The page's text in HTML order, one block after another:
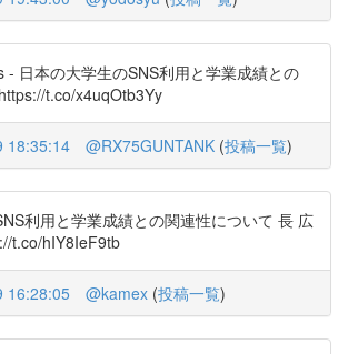
- 日本の大学生のSNS利用と学業成績との
t.co/x4uqOtb3Yy
18:35:14 @RX75GUNTANK (投稿一覧)
利用と学業成績との関連性について 長 広
t.co/hIY8IeF9tb
16:28:05 @kamex (投稿一覧)